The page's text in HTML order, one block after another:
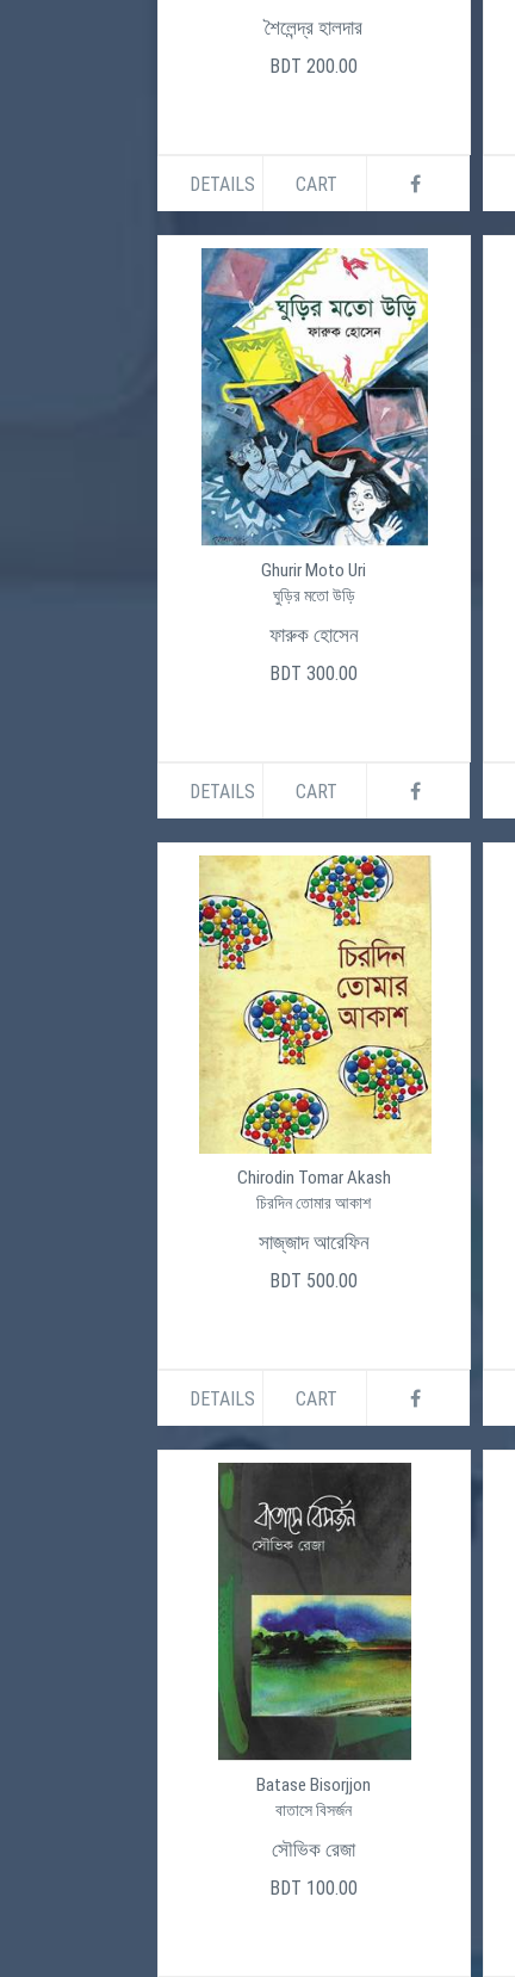
শৈলেন্দ্র হালদার
BDT 200.00
DETAILS CART
Ghurir Moto Uri
ঘুড়ির মতো উড়ি
ফারুক হোসেন
BDT 300.00
DETAILS CART
Chirodin Tomar Akash
চিরদিন তোমার আকাশ
সাজ্‌জাদ আরেফিন
BDT 500.00
DETAILS CART
Batase Bisorjjon
বাতাসে বিসর্জন
সৌভিক রেজা
BDT 100.00